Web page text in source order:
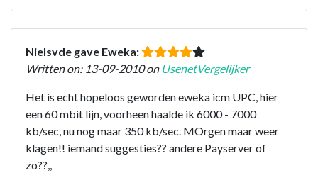
Nielsvde gave Eweka:
Written on: 13-09-2010 on UsenetVergelijker
Het is echt hopeloos geworden eweka icm UPC, hier
een 60 mbit lijn, voorheen haalde ik 6000 - 7000
kb/sec, nu nog maar 350 kb/sec. MOrgen maar weer
klagen!! iemand suggesties?? andere Payserver of
zo??,,